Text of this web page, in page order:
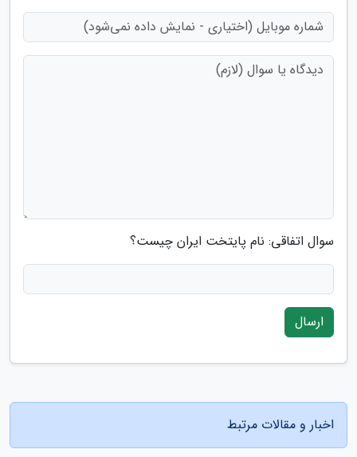
سوال اتفاقی: نام پایتخت ایران چیست؟
ارسال
اخبار و مقالات مرتبط